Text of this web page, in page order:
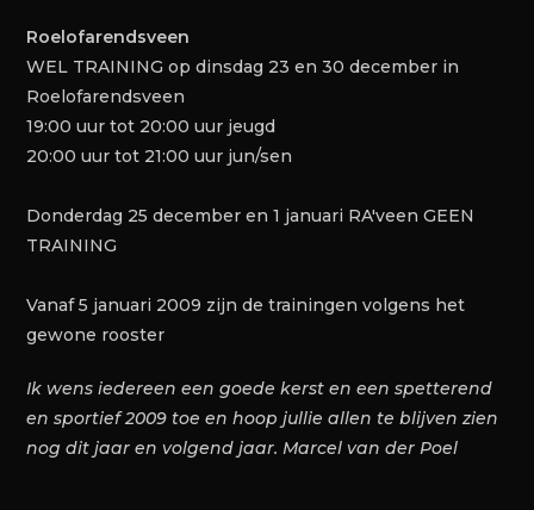
Roelofarendsveen
WEL TRAINING op dinsdag 23 en 30 december in
Roelofarendsveen
19:00 uur tot 20:00 uur jeugd
20:00 uur tot 21:00 uur jun/sen
Donderdag 25 december en 1 januari RA'veen GEEN
TRAINING
Vanaf 5 januari 2009 zijn de trainingen volgens het
gewone rooster
Ik wens iedereen een goede kerst en een spetterend
en sportief 2009 toe en hoop jullie allen te blijven zien
nog dit jaar en volgend jaar. Marcel van der Poel